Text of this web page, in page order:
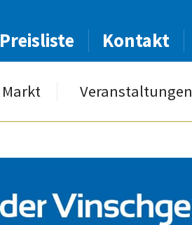
Preisliste Kontakt
Markt Veranstaltungen